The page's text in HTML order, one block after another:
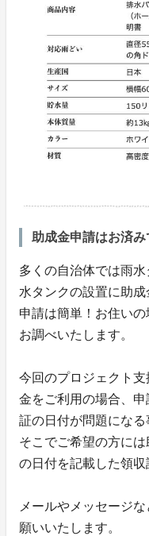
助成金申請はお済み
多くの自治体では雨
水タンクの設置に助成
申請は簡単！お住い
お調べいたします。
今回のプロジェクト
金をご利用の場合、
証の日付が問題になる
そこでご希望の方に
の日付を記載した領収
メールやメッセージ
願いいたします。